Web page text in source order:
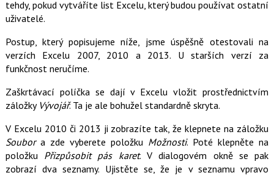
tehdy, pokud vytváříte list Excelu, který budou používat ostatní
uživatelé.
Postup, který popisujeme níže, jsme úspěšně otestovali na
verzích Excelu 2007, 2010 a 2013. U starších verzí za
funkčnost neručíme.
Zaškrtávací políčka se dají v Excelu vložit prostřednictvím
záložky Vývojář. Ta je ale bohužel standardně skryta.
V Excelu 2010 či 2013 ji zobrazíte tak, že klepnete na záložku
Soubora zde vyberete položku Možnosti. Poté klepněte na
položku Přizpůsobit pás karet. V dialogovém okně se pak
zobrazí dva seznamy. Ujistěte se, že je v seznamu vpravo